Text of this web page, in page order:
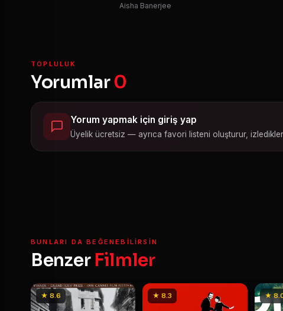
Aisha Banerjee
TOPLULUK
Yorumlar0
Yorum yapmak için giriş yap
Üyelik ücretsiz — ayrıca favori listeni oluşturur,
BUNLARI DA BEĞENEBILIRSIN
Benzer Filmler
★ 8.6 ★ 8.3 ★